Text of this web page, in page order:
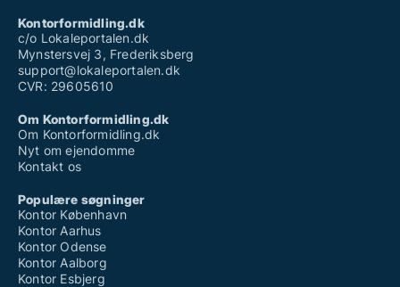
Kontorformidling.dk
c/o Lokaleportalen.dk
Mynstersvej 3, Frederiksberg
support@lokaleportalen.dk
CVR: 29605610
Om Kontorformidling.dk
Om Kontorformidling.dk
Nyt om ejendomme
Kontakt os
Populære søgninger
Kontor København
Kontor Aarhus
Kontor Odense
Kontor Aalborg
Kontor Esbjerg